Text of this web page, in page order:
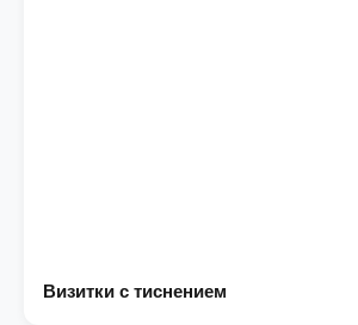
Визитки с тиснением